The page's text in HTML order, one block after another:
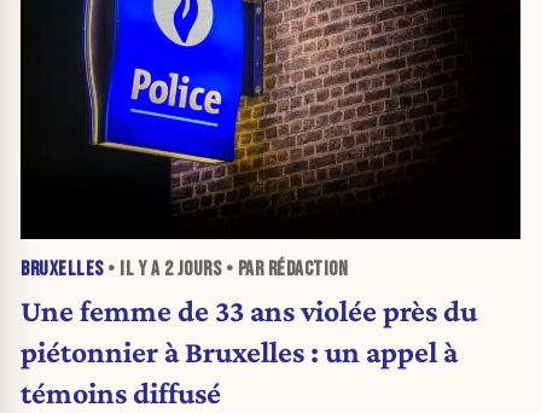
BRUXELLES• IL Y A 2 JOURS• PAR RÉDACTION
Une femme de 33 ans violée près du
piétonnier à Bruxelles : un appel à
témoins diffusé